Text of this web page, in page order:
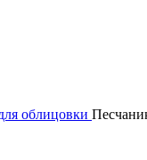
облицовки